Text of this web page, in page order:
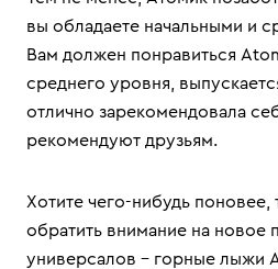
вы обладаете начальными и
Вам должен понравиться
среднего уровня,
отлично зарекомендовала
рекомендуют друзьям.
Хотите чего-нибудь поновее,
обратить внимание на новое
универсалов - горные лыжи